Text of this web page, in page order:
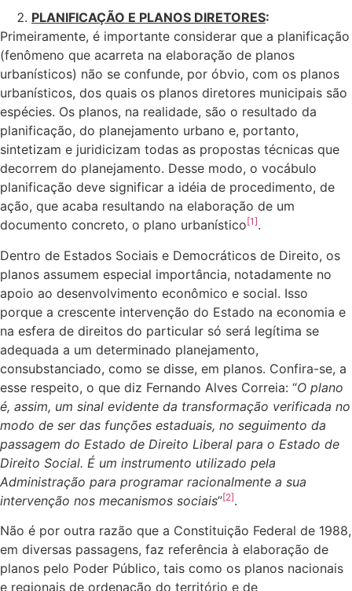
PLANIFICAÇÃO E PLANOS DIRETORES:
Primeiramente, é importante considerar que a planificação
(fenômeno que acarreta na elaboração de planos
urbanísticos) não se confunde, por óbvio, com os planos
urbanísticos, dos quais os planos diretores municipais são
espécies. Os planos, na realidade, são o resultado da
planificação, do planejamento urbano e, portanto,
sintetizam e juridicizam todas as propostas técnicas que
decorrem do planejamento. Desse modo, o vocábulo
planificação deve significar a idéia de procedimento, de
ação, que acaba resultando na elaboração de um
documento concreto, o plano urbanístico[1].
Dentro de Estados Sociais e Democráticos de Direito, os
planos assumem especial importância, notadamente no
apoio ao desenvolvimento econômico e social. Isso
porque a crescente intervenção do Estado na economia e
na esfera de direitos do particular só será legítima se
adequada a um determinado planejamento,
consubstanciado, como se disse, em planos. Confira-se, a
esse respeito, o que diz Fernando Alves Correia: “O plano
é, assim, um sinal evidente da transformação verificada no
modo de ser das funções estaduais, no seguimento da
passagem do Estado de Direito Liberal para o Estado de
Direito Social. É um instrumento utilizado pela
Administração para programar racionalmente a sua
intervenção nos mecanismos sociais”[2].
Não é por outra razão que a Constituição Federal de 1988,
em diversas passagens, faz referência à elaboração de
planos pelo Poder Público, tais como os planos nacionais
e regionais de ordenação do território e de